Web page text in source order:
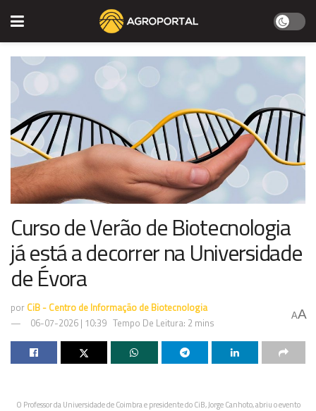
Curso de Verão de Biotecnologia
já está a decorrer na Universidade
de Évora
por CiB - Centro de Informação de Biotecnologia
06-07-2026 | 10:39 Tempo De Leitura: 2 mins
AA
O Professor da Universidade de Coimbra e presidente do CiB, Jorge Canhoto, abriu o evento